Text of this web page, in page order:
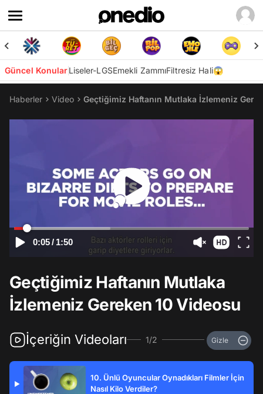
Güncel KonularLiseler-LGSEmekli ZammıFiltresiz Hali😱
Haberler Video Geçtiğimiz Haftanın Mutlaka İzlemeniz
0:05/ 1:50
Geçtiğimiz Haftanın Mutlaka
İzlemeniz Gereken 10 Videosu
İçeriğin Videoları 1/2 Gizle
▶
10. Ünlü Oyuncular Oynadıkları Filmler İçin
Nasıl Kilo Verdiler?